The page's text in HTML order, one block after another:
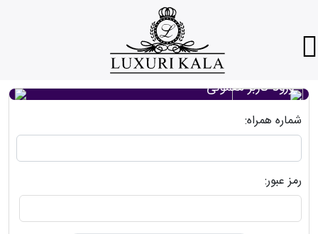
ورود کاربر معمولی
شماره همراه:
رمز عبور: